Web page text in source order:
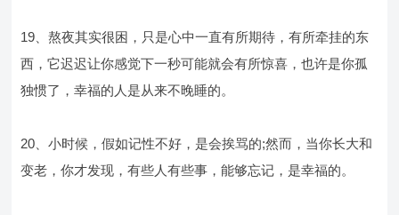
19、熬夜其实很困，只是心中一直有所期待，有所牵挂的东
西，它迟迟让你感觉下一秒可能就会有所惊喜，也许是你孤
独惯了，幸福的人是从来不晚睡的。
20、小时候，假如记性不好，是会挨骂的;然而，当你长大和
变老，你才发现，有些人有些事，能够忘记，是幸福的。